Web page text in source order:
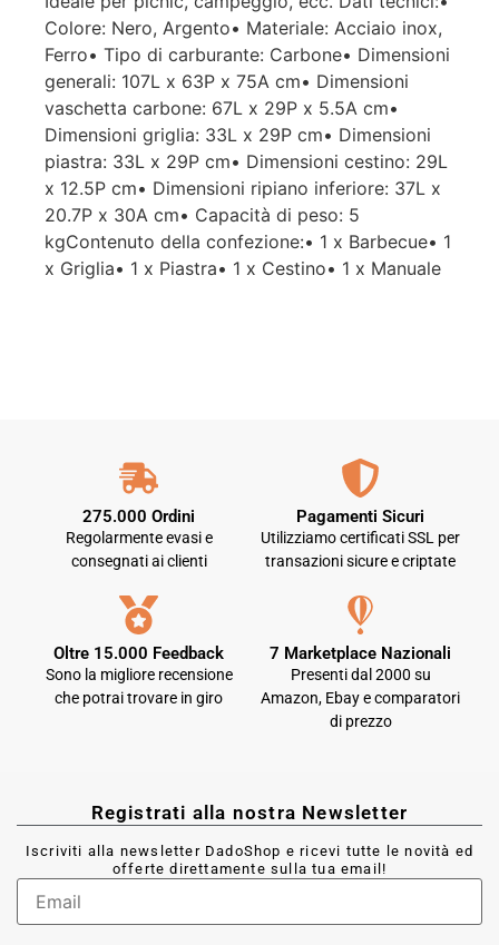
Colore: Nero, Argento• Materiale: Acciaio inox,
Ferro• Tipo di carburante: Carbone• Dimensioni
generali: 107L x 63P x 75A cm• Dimensioni
vaschetta carbone: 67L x 29P x 5.5A cm•
Dimensioni griglia: 33L x 29P cm• Dimensioni
piastra: 33L x 29P cm• Dimensioni cestino: 29L
x 12.5P cm• Dimensioni ripiano inferiore: 37L x
20.7P x 30A cm• Capacità di peso: 5
kgContenuto della confezione:• 1 x Barbecue• 1
x Griglia• 1 x Piastra• 1 x Cestino• 1 x Manuale
275.000 Ordini
Regolarmente evasi e
consegnati ai clienti
Pagamenti Sicuri
Utilizziamo certificati SSL per
transazioni sicure e criptate
Oltre 15.000 Feedback
Sono la migliore recensione
che potrai trovare in giro
7 Marketplace Nazionali
Presenti dal 2000 su
Amazon, Ebay e comparatori
di prezzo
Registrati alla nostra Newsletter
Iscriviti alla newsletter DadoShop e ricevi tutte le novità ed
offerte direttamente sulla tua email!